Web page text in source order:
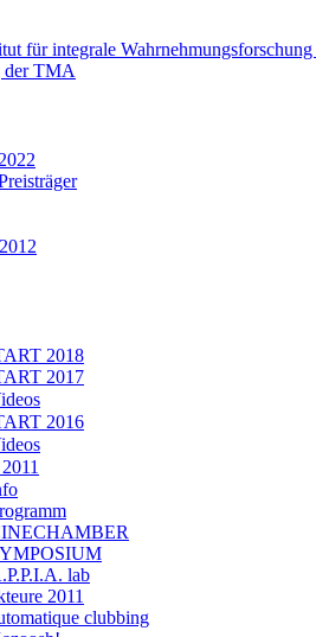
für integrale
der TMA
2018
2017
2016
lab
2011
clubbing